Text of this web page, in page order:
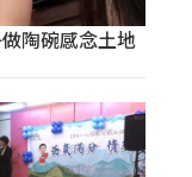
陶碗感念土地